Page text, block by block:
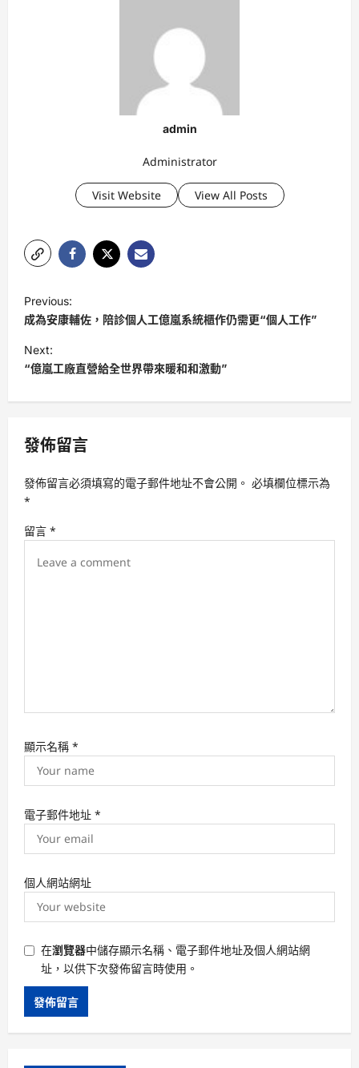
admin
Administrator
Visit Website View All Posts
o
s
t
v
g
t
Previous:
成為安康輔佐，陪診個人工億嵐系統櫃作仍需更“個人工作”
Next:
“億嵐工廠直營給全世界帶來暖和和激動”
發佈留言
發佈留言必須填寫的電子郵件地址不會公開。 必填欄位標示為
*
留言 *
顯示名稱 *
電子郵件地址 *
個人網站網址
在瀏覽器中儲存顯示名稱、電子郵件地址及個人網站網
址，以供下次發佈留言時使用。